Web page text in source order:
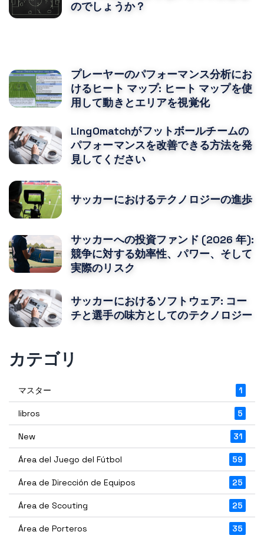
のでしょうか？
プレーヤーのパフォーマンス分析にお
けるヒート マップ: ヒート マップを使
用して動きとエリアを視覚化
LingOmatchがフットボールチームの
パフォーマンスを改善できる方法を発
見してください
サッカーにおけるテクノロジーの進歩
サッカーへの投資ファンド (2026 年):
競争に対する効率性、パワー、そして
実際のリスク
サッカーにおけるソフトウェア: コー
チと選手の味方としてのテクノロジー
カテゴリ
マスター 1
libros 5
New 31
Área del Juego del Fútbol 59
Área de Dirección de Equipos 25
Área de Scouting 25
Área de Porteros 35